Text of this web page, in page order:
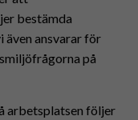
bestämda
även ansvarar för
på
arbetsplatsen följer